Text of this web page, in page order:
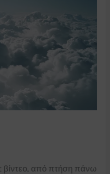
βίντεο, από πτήση πάνω